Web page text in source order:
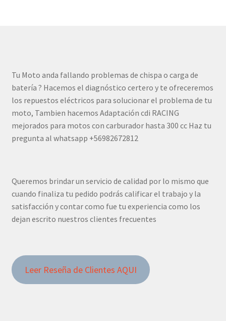
Tu Moto anda fallando problemas de chispa o carga de
batería ? Hacemos el diagnóstico certero y te ofreceremos
los repuestos eléctricos para solucionar el problema de tu
moto, Tambien hacemos Adaptación cdi RACING
mejorados para motos con carburador hasta 300 cc Haz tu
pregunta al whatsapp +56982672812
Queremos brindar un servicio de calidad por lo mismo que
cuando finaliza tu pedido podrás calificar el trabajo y la
satisfacción y contar como fue tu experiencia como los
dejan escrito nuestros clientes frecuentes
Leer Reseña de Clientes AQUI